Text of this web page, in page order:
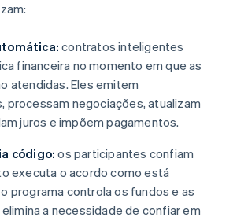
contratos inteligentes
financeira no momento em que as
atendidas. Eles emitem
processam negociações, atualizam
juros e impõem pagamentos.
código: os participantes confiam
executa o acordo como está
programa controla os fundos e as
a necessidade de confiar em